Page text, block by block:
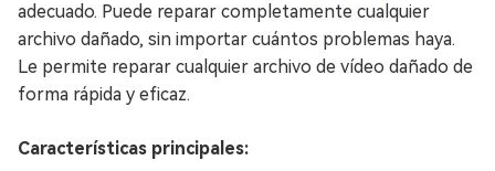
adecuado. Puede reparar completamente cualquier
archivo dañado, sin importar cuántos problemas haya.
Le permite reparar cualquier archivo de vídeo dañado de
forma rápida y eficaz.
Características principales: